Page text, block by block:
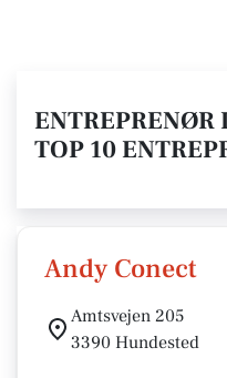
ENTREPRENØR
TOP 10
Andy Conect
Amtsvejen 205
3390 Hundested